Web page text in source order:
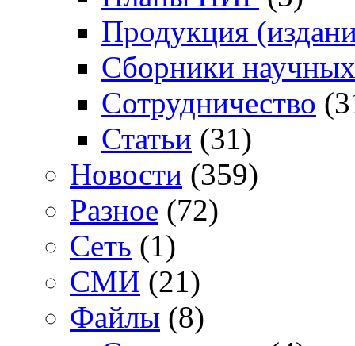
Продукция
Сборники
Сотрудничество
Статьи (31)
Новости (359)
Разное (72)
Сеть (1)
СМИ (21)
Файлы (8)